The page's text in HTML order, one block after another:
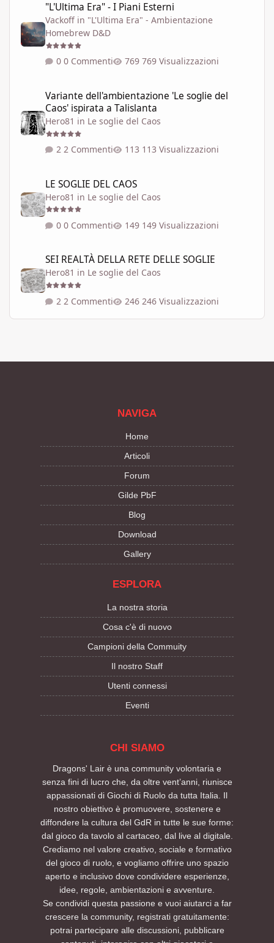
"L'Ultima Era" - I Piani Esterni
Vackoff in "L'Ultima Era" - Ambientazione
Homebrew D&D
0 Commenti 769 Visualizzazioni
Variante dell'ambientazione 'Le soglie del
Caos' ispirata a Talislanta
Hero81 in Le soglie del Caos
2 Commenti 113 Visualizzazioni
LE SOGLIE DEL CAOS
Hero81 in Le soglie del Caos
0 Commenti 149 Visualizzazioni
SEI REALTÀ DELLA RETE DELLE SOGLIE
Hero81 in Le soglie del Caos
2 Commenti 246 Visualizzazioni
NAVIGA
Home
Articoli
Forum
Gilde PbF
Blog
Download
Gallery
ESPLORA
La nostra storia
Cosa c'è di nuovo
Campioni della Commuity
Il nostro Staff
Utenti connessi
Eventi
CHI SIAMO
Dragons' Lair è una community volontaria e
senza fini di lucro che, da oltre vent’anni, riunisce
appassionati di Giochi di Ruolo da tutta Italia. Il
nostro obiettivo è promuovere, sostenere e
diffondere la cultura del GdR in tutte le sue forme:
dal gioco da tavolo al cartaceo, dal live al digitale.
Crediamo nel valore creativo, sociale e formativo
del gioco di ruolo, e vogliamo offrire uno spazio
aperto e inclusivo dove condividere esperienze,
idee, regole, ambientazioni e avventure.
Se condividi questa passione e vuoi aiutarci a far
crescere la community, registrati gratuitamente:
potrai partecipare alle discussioni, pubblicare